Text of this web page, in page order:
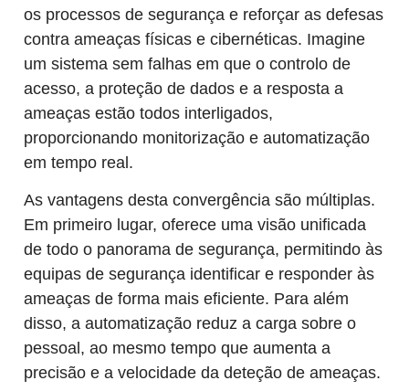
os processos de segurança e reforçar as defesas
contra ameaças físicas e cibernéticas. Imagine
um sistema sem falhas em que o controlo de
acesso, a proteção de dados e a resposta a
ameaças estão todos interligados,
proporcionando monitorização e automatização
em tempo real.
As vantagens desta convergência são múltiplas.
Em primeiro lugar, oferece uma visão unificada
de todo o panorama de segurança, permitindo às
equipas de segurança identificar e responder às
ameaças de forma mais eficiente. Para além
disso, a automatização reduz a carga sobre o
pessoal, ao mesmo tempo que aumenta a
precisão e a velocidade da deteção de ameaças.